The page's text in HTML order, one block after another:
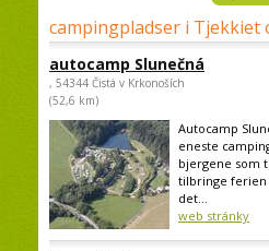
campingpladser i Tjekkiet
autocamp Slunečná
, 54344 Čistá v Krkonoších
(52,6 km)
Autocamp
eneste
bjergene som
tilbringe ferien
det...
web stránky